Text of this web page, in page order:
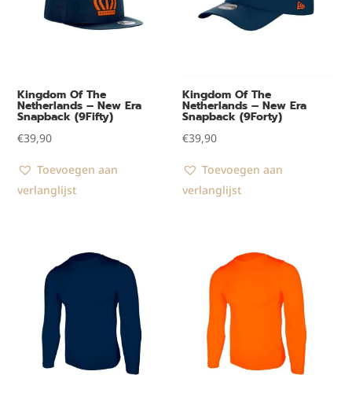
Kingdom Of The
Netherlands – New Era
Snapback (9Fifty)
€39,90
Toevoegen aan
verlanglijst
Kingdom Of The
Netherlands – New Era
Snapback (9Forty)
€39,90
Toevoegen aan
verlanglijst